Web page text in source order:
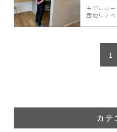
モデルル
団地リノ
1
カテ